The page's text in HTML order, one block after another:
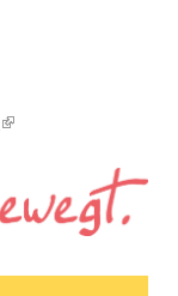
(link is external)